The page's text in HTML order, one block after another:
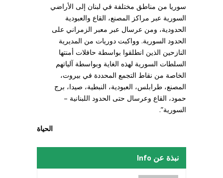
سوريا من مناطق مختلفة في لبنان إلى الأراضي
السورية عبر مراكز المصنع، القاع والعبودية
الحدودية، ومن عرسال عبر معبر الزمراني على
الحدود السورية. وواكبت دوريات من المديرية
النازحين الذين انطلقوا بواسطة حافلات أمنتها
السلطات السورية لهذه الغاية وبواسطة آلياتهم
الخاصة من نقاط التجمع المحددة في بيروت،
المصنع، طرابلس، العبودية، النبطية، صيدا، برج
حمود، القاع وعرسال حتى الحدود اللبنانية –
السورية”.
الحياة
نبذة عن Info